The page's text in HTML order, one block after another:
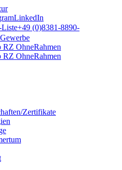
LinkedIn
Liste+49 (0)8381-8890-
Zertifikate